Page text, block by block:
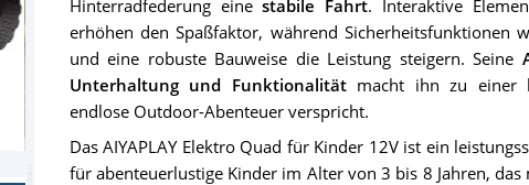
Hinterradfederung einestabile Fahrt. Interaktive
erhöhen den Spaßfaktor, während Sicherheitsfunktionen
und eine robuste Bauweise die Leistung steigern. Seine
Unterhaltung und Funktionalitätmacht ihn zu einer
endlose Outdoor-Abenteuer verspricht.
Das AIYAPLAY Elektro Quad für Kinder 12V ist ein
für abenteuerlustige Kinder im Alter von 3 bis 8 Jahren,